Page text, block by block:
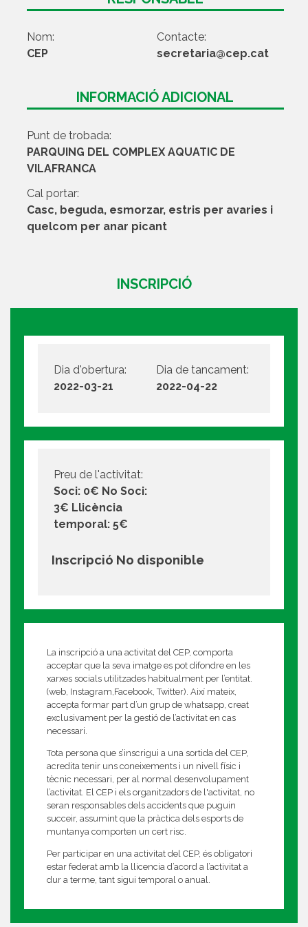
Nom:
CEP
Contacte:
secretaria@cep.cat
INFORMACIÓ ADICIONAL
Punt de trobada:
PARQUING DEL COMPLEX AQUATIC DE
VILAFRANCA
Cal portar:
Casc, beguda, esmorzar, estris per avaries i
quelcom per anar picant
INSCRIPCIÓ
Dia d'obertura:
2022-03-21
Dia de tancament:
2022-04-22
Preu de l'activitat:
Soci: 0€ No Soci:
3€ Llicència
temporal: 5€
Inscripció No disponible
La inscripció a una activitat del CEP, comporta
acceptar que la seva imatge es pot difondre en les
xarxes socials utilitzades habitualment per l’entitat.
(web, Instagram,Facebook, Twitter). Així mateix,
accepta formar part d’un grup de whatsapp, creat
exclusivament per la gestió de l’activitat en cas
necessari.
Tota persona que s’inscrigui a una sortida del CEP,
acredita tenir uns coneixements i un nivell físic i
tècnic necessari, per al normal desenvolupament
l’activitat. El CEP i els organitzadors de l'activitat, no
seran responsables dels accidents que puguin
succeir, assumint que la pràctica dels esports de
muntanya comporten un cert risc.
Per participar en una activitat del CEP, és obligatori
estar federat amb la llicencia d’acord a l’activitat a
dur a terme, tant sigui temporal o anual.